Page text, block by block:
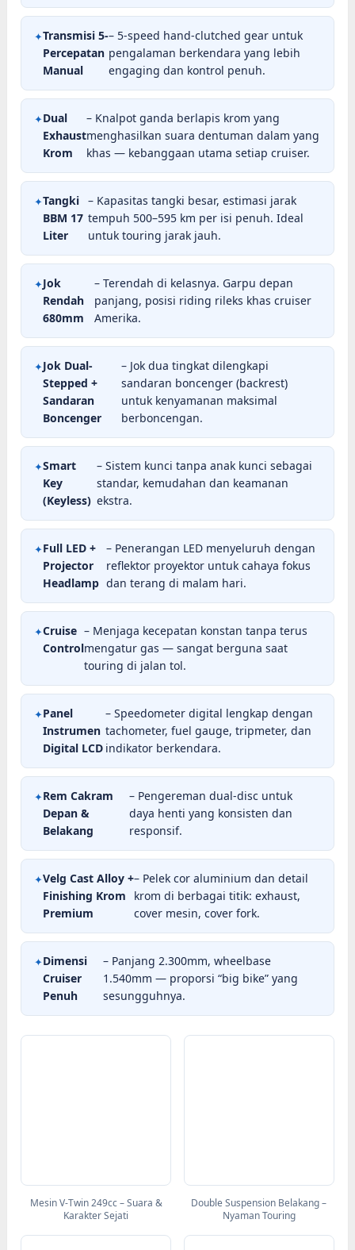
Transmisi 5-
Percepatan
Manual
– 5-speed hand-clutched gear untuk
pengalaman berkendara yang lebih
engaging dan kontrol penuh.
Dual
Exhaust
Krom
– Knalpot ganda berlapis krom yang
menghasilkan suara dentuman dalam yang
khas — kebanggaan utama setiap cruiser.
Tangki
BBM 17
Liter
– Kapasitas tangki besar, estimasi jarak
tempuh 500–595 km per isi penuh. Ideal
untuk touring jarak jauh.
Jok
Rendah
680mm
– Terendah di kelasnya. Garpu depan
panjang, posisi riding rileks khas cruiser
Amerika.
Jok Dual-
Stepped +
Sandaran
Boncenger
– Jok dua tingkat dilengkapi
sandaran boncenger (backrest)
untuk kenyamanan maksimal
berboncengan.
Smart
Key
(Keyless)
– Sistem kunci tanpa anak kunci sebagai
standar, kemudahan dan keamanan
ekstra.
Full LED +
Projector
Headlamp
– Penerangan LED menyeluruh dengan
reflektor proyektor untuk cahaya fokus
dan terang di malam hari.
Cruise
Control
– Menjaga kecepatan konstan tanpa terus
mengatur gas — sangat berguna saat
touring di jalan tol.
Panel
Instrumen
Digital LCD
– Speedometer digital lengkap dengan
tachometer, fuel gauge, tripmeter, dan
indikator berkendara.
Rem Cakram
Depan &
Belakang
– Pengereman dual-disc untuk
daya henti yang konsisten dan
responsif.
Velg Cast Alloy +
Finishing Krom
Premium
– Pelek cor aluminium dan detail
krom di berbagai titik: exhaust,
cover mesin, cover fork.
Dimensi
Cruiser
Penuh
– Panjang 2.300mm, wheelbase
1.540mm — proporsi “big bike” yang
sesungguhnya.
Mesin V-Twin 249cc – Suara &
Karakter Sejati
Double Suspension Belakang –
Nyaman Touring